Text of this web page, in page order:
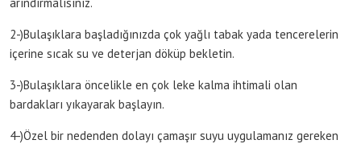
2-)Bulaşıklara başladığınızda çok yağlı tabak yada tencerelerin
içerine sıcak su ve deterjan döküp bekletin.
3-)Bulaşıklara öncelikle en çok leke kalma ihtimali olan
bardakları yıkayarak başlayın.
4-)Özel bir nedenden dolayı çamaşır suyu uygulamanız gereken